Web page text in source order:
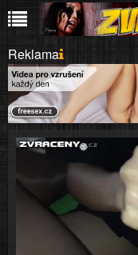
Reklama